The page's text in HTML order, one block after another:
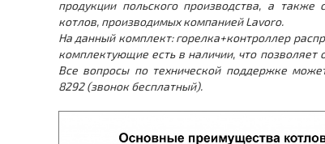
продукции польского производства, а
котлов, производимых компанией Lavoro.
На данный комплект: горелка+контроллер
комплектующие есть в наличии, что позволяет
Все вопросы по технической поддержке
8292 (звонок бесплатный).